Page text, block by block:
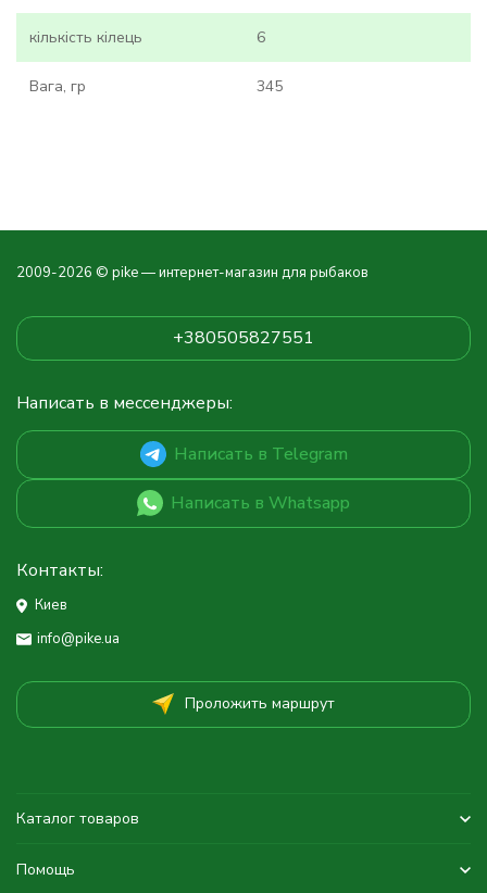
кількість кілець 6
Вага, гр 345
2009-2026 © pike — интернет-магазин для рыбаков
+380505827551
Написать в мессенджеры:
Написать в Telegram
Написать в Whatsapp
Контакты:
Киев
info@pike.ua
Проложить маршрут
Каталог товаров
Помощь